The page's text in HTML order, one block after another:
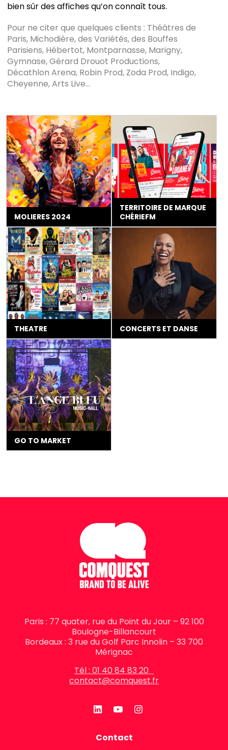
MOLIERES 2024
TERRITOIRE DE MARQUE
CHÉRIEFM
THEATRE CONCERTS ET DANSE
GO TO MARKET
bien sûr des affiches qu’on connaît tous.
Pour ne citer que quelques clients : Théâtres de
Paris, Michodière, des Variétés, des Bouffes
Parisiens, Hébertot, Montparnasse, Marigny,
Gymnase, Gérard Drouot Productions,
Décathlon Arena, Robin Prod, Zoda Prod, Indigo,
Cheyenne, Arts Live…
Paris : 77 quater, rue du Point du Jour – 92 100
Boulogne-Billancourt
Bordeaux : 3 rue du Golf Parc Innolin – 33 700
Mérignac
Tél : 01 40 84 83 20
contact@comquest.fr
Contact